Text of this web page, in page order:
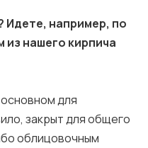
Идете, например, по
из нашего кирпича
для
закрыт для общего
облицовочным